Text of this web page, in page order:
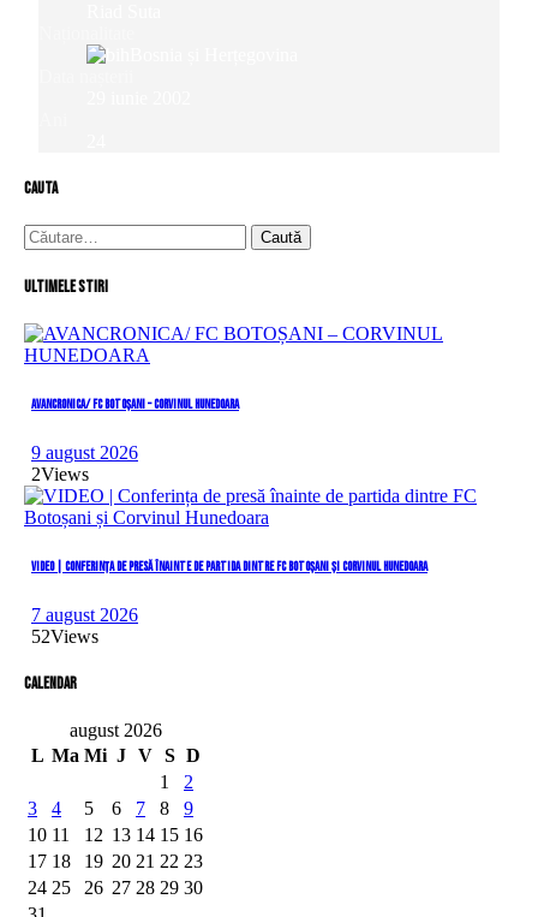
cauta
Caută
după:
Ultimele stiri
AVANCRONICA/ FC BOTOȘANI – CORVINUL HUNEDOARA
9 august 2026
2Views
VIDEO | Conferința de presă înainte de partida dintre FC Botoșani și Corvinul Hunedoara
7 august 2026
52Views
Calendar
august 2026
L Ma Mi J V S D
1
2
3
4 5 6 7 8
9
10 11 12 13 14 15 16
17 18 19 20 21 22 23
24 25 26 27 28 29 30